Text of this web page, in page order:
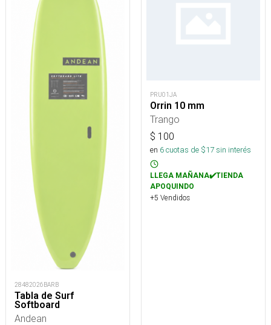
28482026BARB
Tabla de Surf
Softboard
Andean
PRU01JA
Orrin 10 mm
Trango
$ 100
en 6cuotas de $17sin interés
LLEGA MAÑANA✔️TIENDA
APOQUINDO
+5 Vendidos